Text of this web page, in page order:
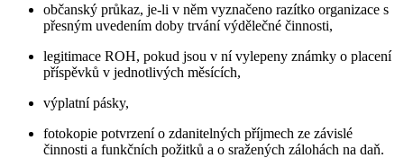
občanský průkaz, je-li v něm vyznačeno razítko organizace s
přesným uvedením doby trvání výdělečné činnosti,
legitimace ROH, pokud jsou v ní vylepeny známky o placení
příspěvků v jednotlivých měsících,
výplatní pásky,
fotokopie potvrzení o zdanitelných příjmech ze závislé
činnosti a funkčních požitků a o sražených zálohách na daň.